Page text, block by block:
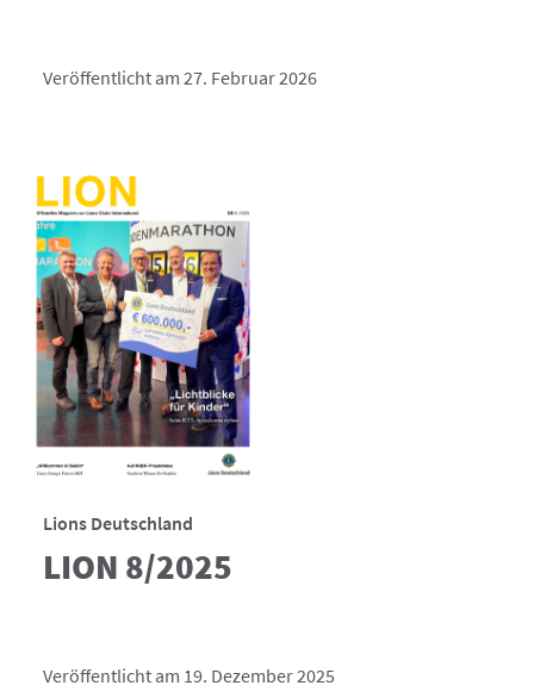
Veröffentlicht am 27. Februar 2026
Lions Deutschland
LION 8/2025
Veröffentlicht am 19. Dezember 2025